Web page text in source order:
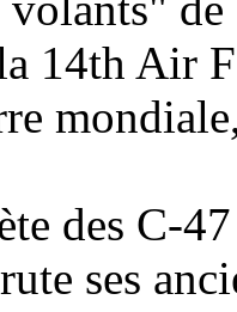
14th Air
des C-
ses